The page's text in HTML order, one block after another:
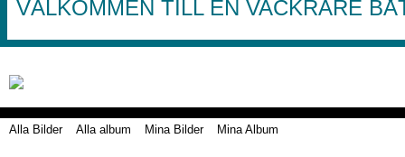
VÄLKOMMEN TILL EN VACKRARE
Alla Bilder Alla album Mina Bilder Mina Album